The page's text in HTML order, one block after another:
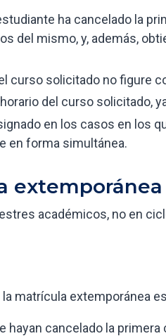
ha cancelado la
del mismo, y, además,
curso solicitado no figure
del curso solicitado,
en los casos en los
en forma simultánea.
académicos, no en
matrícula extemporánea
hayan cancelado la